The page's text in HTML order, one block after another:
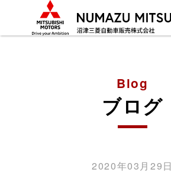
Blog
ブログ
2020年03月29日